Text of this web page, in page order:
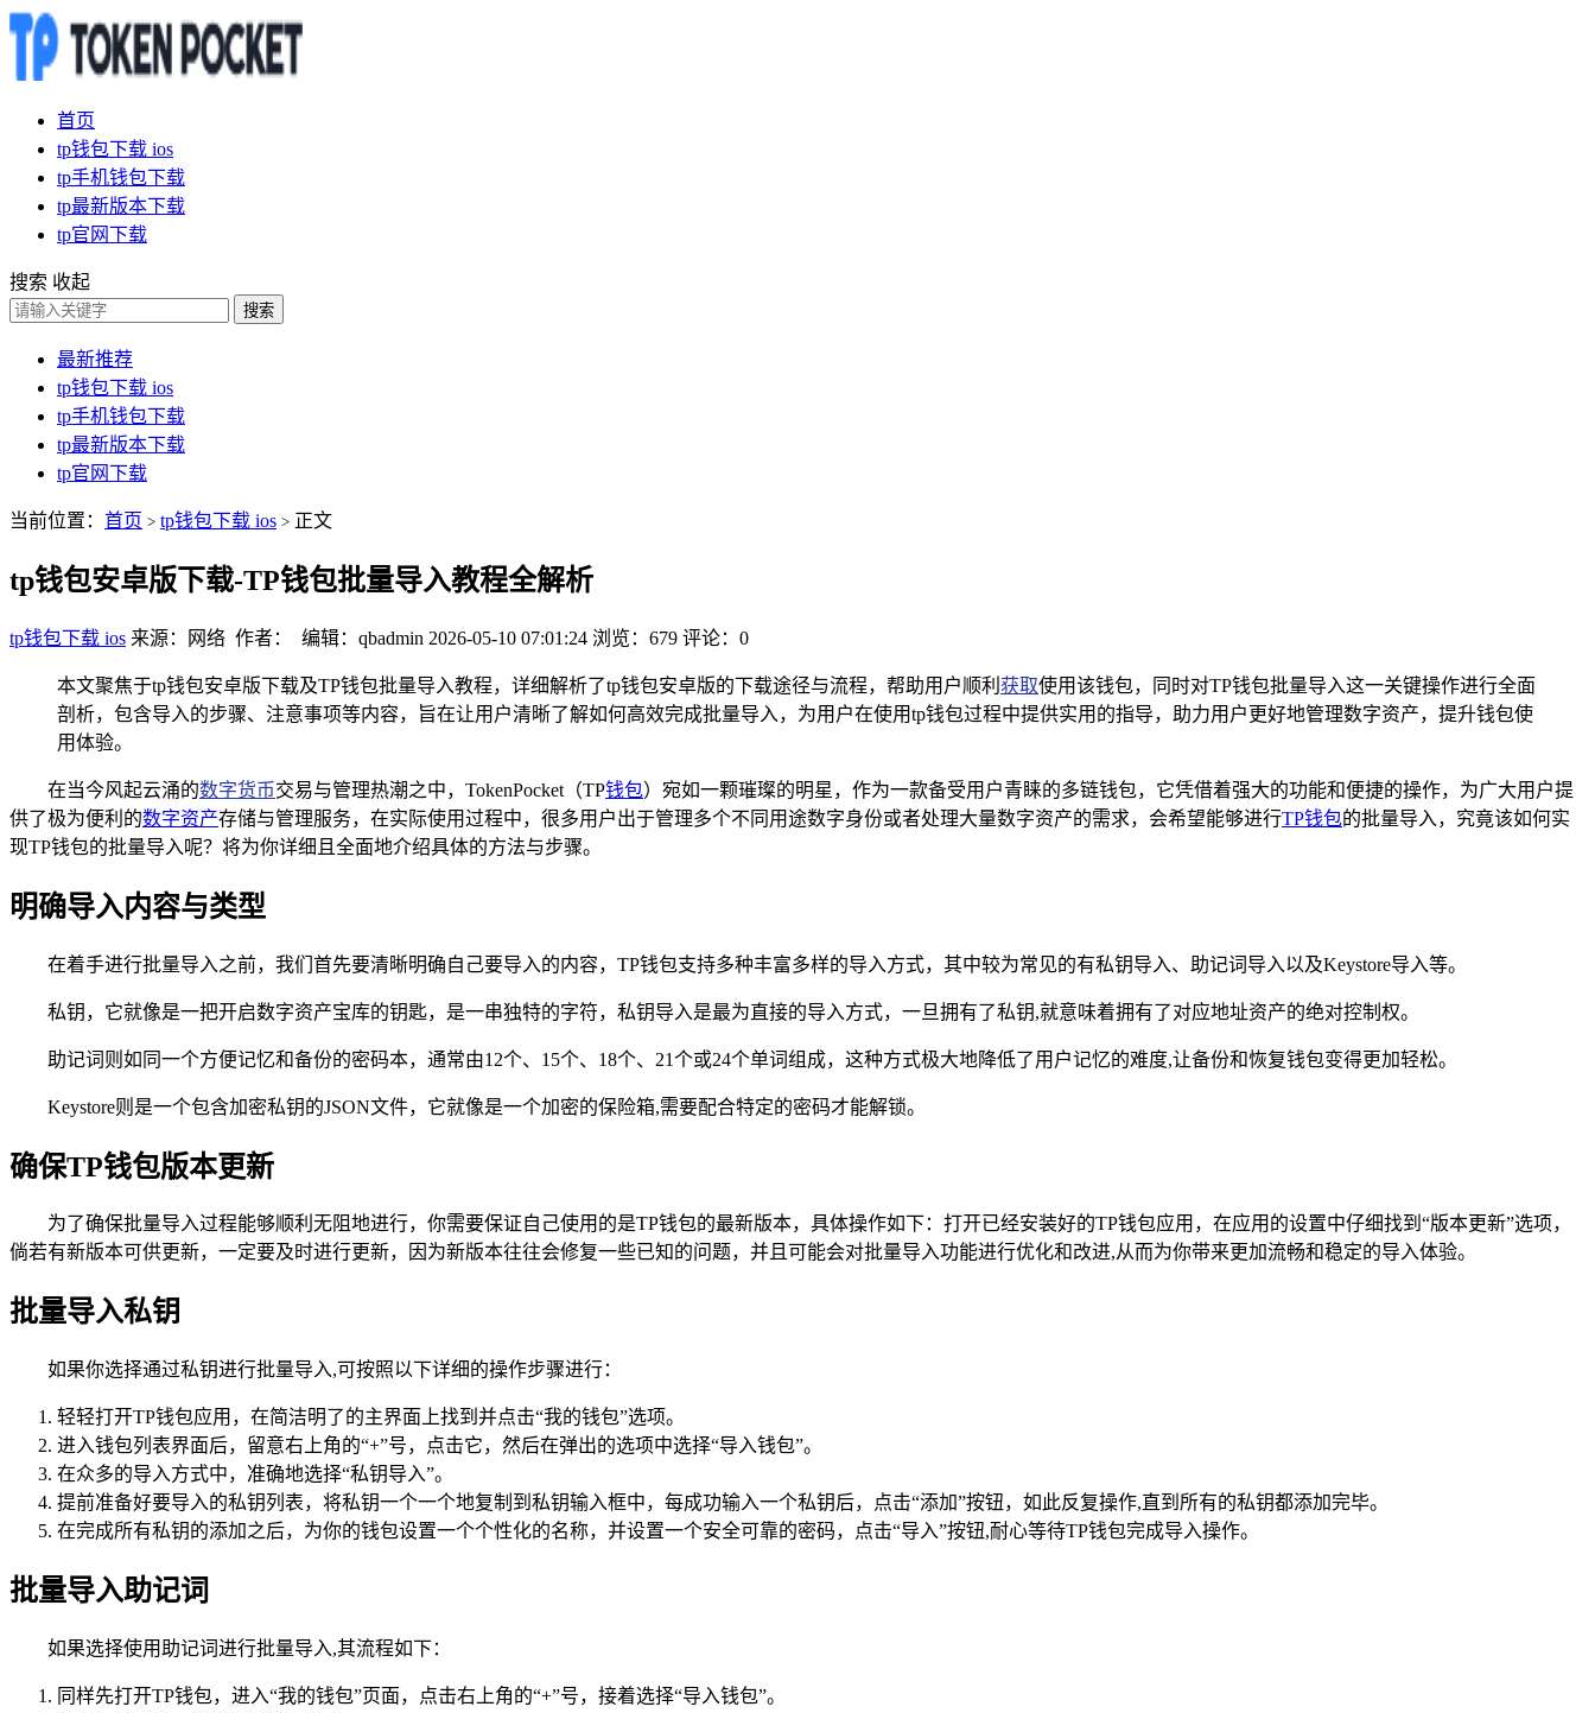
首页
tp钱包下载 ios
tp手机钱包下载
tp最新版本下载
tp官网下载
搜索 收起
搜索
最新推荐
tp钱包下载 ios
tp手机钱包下载
tp最新版本下载
tp官网下载
当前位置： 首页 > tp钱包下载 ios > 正文
tp钱包安卓版下载-TP钱包批量导入教程全解析
tp钱包下载 ios 来源：网络 作者： 编辑：qbadmin 2026-05-10 07:01:24 浏览：679 评论：0
本文聚焦于tp钱包安卓版下载及TP钱包批量导入教程，详细解析了tp钱包安卓版的下载途径与流程，帮助用户顺利 获取使用该钱包，同时对TP钱包批量导入这一关键操作进行全面
剖析，包含导入的步骤、注意事项等内容，旨在让用户清晰了解如何高效完成批量导入，为用户在使用tp钱包过程中提供实用的指导，助力用户更好地管理数字资产，提升钱包使
用体验。
在当今风起云涌的数字货币交易与管理热潮之中，TokenPocket（TP钱包）宛如一颗璀璨的明星，作为一款备受用户青睐的多链钱包，它凭借着强大的功能和便捷的操作，为广大用户提
供了极为便利的数字资产存储与管理服务，在实际使用过程中，很多用户出于管理多个不同用途数字身份或者处理大量数字资产的需求，会希望能够进行TP钱包的批量导入，究竟该如何实
现TP钱包的批量导入呢？将为你详细且全面地介绍具体的方法与步骤。
明确导入内容与类型
在着手进行批量导入之前，我们首先要清晰明确自己要导入的内容，TP钱包支持多种丰富多样的导入方式，其中较为常见的有私钥导入、助记词导入以及Keystore导入等。
私钥，它就像是一把开启数字资产宝库的钥匙，是一串独特的字符，私钥导入是最为直接的导入方式，一旦拥有了私钥,就意味着拥有了对应地址资产的绝对控制权。
助记词则如同一个方便记忆和备份的密码本，通常由12个、15个、18个、21个或24个单词组成，这种方式极大地降低了用户记忆的难度,让备份和恢复钱包变得更加轻松。
Keystore则是一个包含加密私钥的JSON文件，它就像是一个加密的保险箱,需要配合特定的密码才能解锁。
确保TP钱包版本更新
为了确保批量导入过程能够顺利无阻地进行，你需要保证自己使用的是TP钱包的最新版本，具体操作如下：打开已经安装好的TP钱包应用，在应用的设置中仔细找到“版本更新”选项，
倘若有新版本可供更新，一定要及时进行更新，因为新版本往往会修复一些已知的问题，并且可能会对批量导入功能进行优化和改进,从而为你带来更加流畅和稳定的导入体验。
批量导入私钥
如果你选择通过私钥进行批量导入,可按照以下详细的操作步骤进行：
轻轻打开TP钱包应用，在简洁明了的主界面上找到并点击“我的钱包”选项。
进入钱包列表界面后，留意右上角的“+”号，点击它，然后在弹出的选项中选择“导入钱包”。
在众多的导入方式中，准确地选择“私钥导入”。
提前准备好要导入的私钥列表，将私钥一个一个地复制到私钥输入框中，每成功输入一个私钥后，点击“添加”按钮，如此反复操作,直到所有的私钥都添加完毕。
在完成所有私钥的添加之后，为你的钱包设置一个个性化的名称，并设置一个安全可靠的密码，点击“导入”按钮,耐心等待TP钱包完成导入操作。
批量导入助记词
如果选择使用助记词进行批量导入,其流程如下：
同样先打开TP钱包，进入“我的钱包”页面，点击右上角的“+”号，接着选择“导入钱包”。